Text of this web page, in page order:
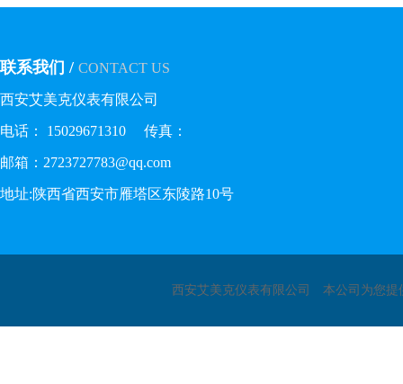
联系我们 / CONTACT US
西安艾美克仪表有限公司
电话： 15029671310 传真：
邮箱：2723727783@qq.com
地址:陕西省西安市雁塔区东陵路10号
西安艾美克仪表有限公司 本公司为您提